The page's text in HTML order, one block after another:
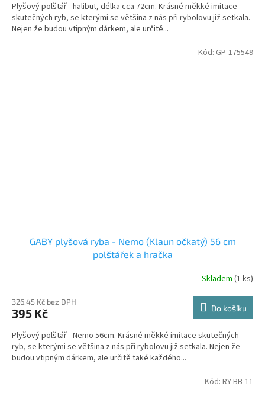
Plyšový polštář - halibut, délka cca 72cm. Krásné měkké imitace
skutečných ryb, se kterými se většina z nás při rybolovu již setkala.
Nejen že budou vtipným dárkem, ale určitě...
GABY plyšová ryba - Nemo (Klaun očkatý) 56 cm
polštářek a hračka
Skladem (1 ks)
326,45 Kč bez DPH
395 Kč Do košíku
Plyšový polštář - Nemo 56cm. Krásné měkké imitace skutečných
ryb, se kterými se většina z nás při rybolovu již setkala. Nejen že
budou vtipným dárkem, ale určitě také každého...
Kód: GP-175549
Kód: RY-BB-11